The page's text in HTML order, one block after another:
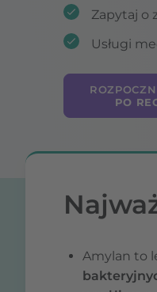
Zapytaj o
Usługi
PO
Amylan to